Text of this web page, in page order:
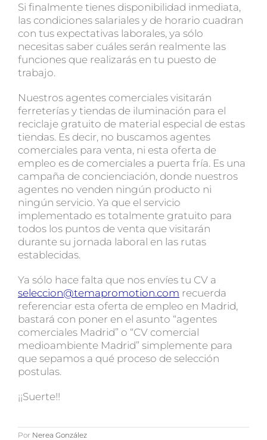
Si finalmente tienes disponibilidad inmediata,
las condiciones salariales y de horario cuadran
con tus expectativas laborales, ya sólo
necesitas saber cuáles serán realmente las
funciones que realizarás en tu puesto de
trabajo.
Nuestros agentes comerciales visitarán
ferreterías y tiendas de iluminación para el
reciclaje gratuito de material especial de estas
tiendas. Es decir, no buscamos agentes
comerciales para venta, ni esta oferta de
empleo es de comerciales a puerta fría. Es una
campaña de concienciación, donde nuestros
agentes no venden ningún producto ni
ningún servicio. Ya que el servicio
implementado es totalmente gratuito para
todos los puntos de venta que visitarán
durante su jornada laboral en las rutas
establecidas.
Ya sólo hace falta que nos envíes tu CV a
seleccion@temapromotion.com recuerda
referenciar esta oferta de empleo en Madrid,
bastará con poner en el asunto “agentes
comerciales Madrid” o “CV comercial
medioambiente Madrid” simplemente para
que sepamos a qué proceso de selección
postulas.
¡¡Suerte!!
Por Nerea González